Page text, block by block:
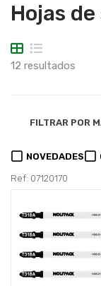
Hojas
12 resultados
FILTRAR POR
NOVEDADES
Ref: 07120170